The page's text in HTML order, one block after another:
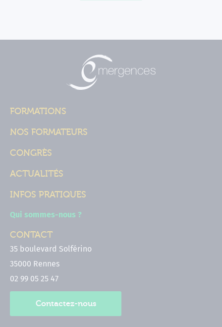
FORMATIONS
NOS FORMATEURS
CONGRÈS
ACTUALITÉS
INFOS PRATIQUES
Qui sommes-nous ?
CONTACT
35 boulevard Solférino
35000 Rennes
02 99 05 25 47
Contactez-nous